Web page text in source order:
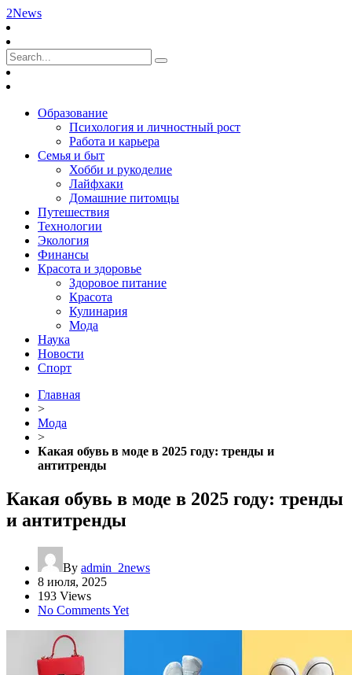
2News
Образование
Психология и личностный рост
Работа и карьера
Семья и быт
Хобби и рукоделие
Лайфхаки
Домашние питомцы
Путешествия
Технологии
Экология
Финансы
Красота и здоровье
Здоровое питание
Красота
Кулинария
Мода
Наука
Новости
Спорт
Главная
>
Мода
>
Какая обувь в моде в 2025 году: тренды и
антитренды
Какая обувь в моде в 2025 году: тренды
и антитренды
By admin_2news
8 июля, 2025
193 Views
No Comments Yet